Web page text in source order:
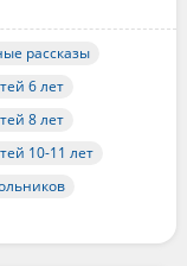
рассказы
6 лет
8 лет
10-11 лет